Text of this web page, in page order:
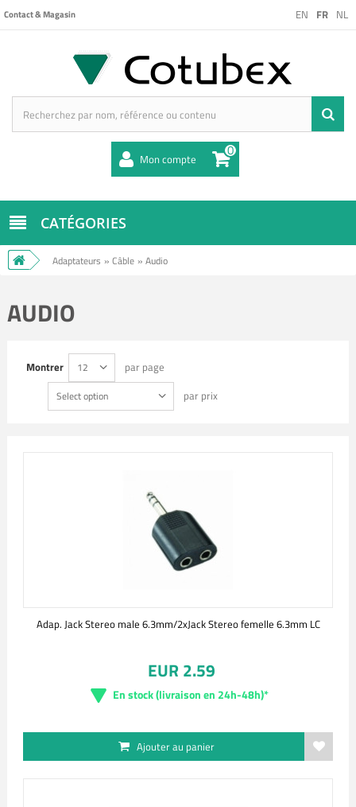
EN FR NL
Contact & Magasin
Mon compte 0
CATÉGORIES
Adaptateurs » Câble » Audio
AUDIO
Montrer 12 par page
Select option par prix
Adap. Jack Stereo male 6.3mm/2xJack Stereo femelle 6.3mm LC
EUR 2.59
En stock (livraison en 24h-48h)*
Ajouter au panier